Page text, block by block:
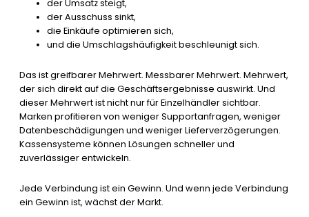
der Umsatz steigt,
der Ausschuss sinkt,
die Einkäufe optimieren sich,
und die Umschlagshäufigkeit beschleunigt sich.
Das ist greifbarer Mehrwert. Messbarer Mehrwert. Mehrwert,
der sich direkt auf die Geschäftsergebnisse auswirkt. Und
dieser Mehrwert ist nicht nur für Einzelhändler sichtbar.
Marken profitieren von weniger Supportanfragen, weniger
Datenbeschädigungen und weniger Lieferverzögerungen.
Kassensysteme können Lösungen schneller und
zuverlässiger entwickeln.
Jede Verbindung ist ein Gewinn. Und wenn jede Verbindung
ein Gewinn ist, wächst der Markt.